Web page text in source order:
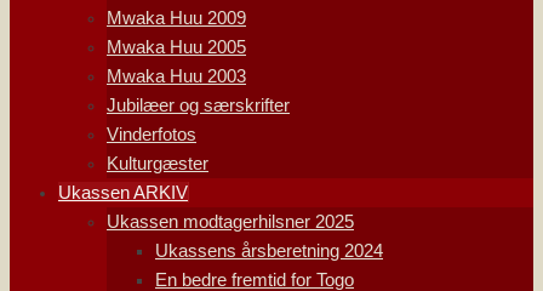
Mwaka Huu 2009
Mwaka Huu 2005
Mwaka Huu 2003
Jubilæer og særskrifter
Vinderfotos
Kulturgæster
Ukassen ARKIV
Ukassen modtagerhilsner 2025
Ukassens årsberetning 2024
En bedre fremtid for Togo